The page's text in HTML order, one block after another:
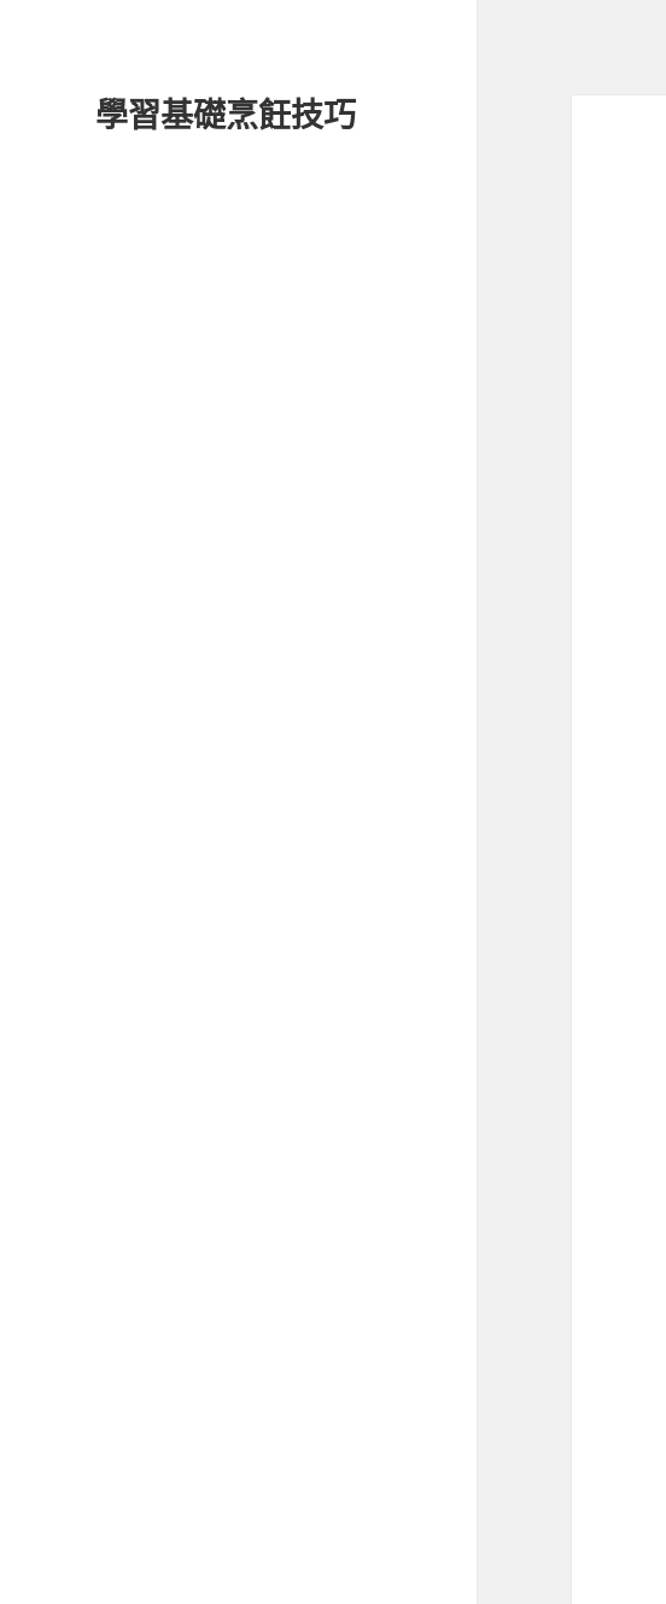
學習基礎烹飪技巧